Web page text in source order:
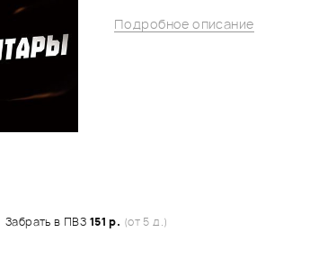
Подробное описание
Забрать в ПВЗ 151 р. (от 5 д.)